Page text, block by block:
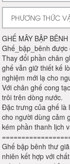
PHƯƠNG THỨC
GHẾ MÂY BẬP
Ghế_bập_bênh
Thay đổi phần chân
ghế vẫn giữ thiết kế
nghiệm mới lạ cho
Với chân ghế cong
trôi trên dòng nước.
Đặc trưng của ghế là
cho người dùng cảm
kém phần thanh lịch
Ghế bập bênh thư
nhiên kết hợp với